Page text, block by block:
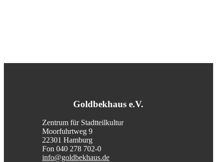
Goldbekhaus e.V.
Zentrum für Stadtteilkultur
Moorfuhrtweg 9
22301 Hamburg
Fon 040 278 702-0
info@goldbekhaus.de